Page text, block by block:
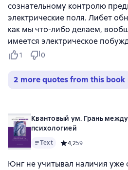
сознательному контролю
электрические поля. Либет
как мы что-либо делаем,
имеется электрическое
1 0
2 more quotes from this book
Квантовый ум. Грань
психологией
Text Средний рейтинг 4,2
4,259
Юнг не учитывал наличия уже